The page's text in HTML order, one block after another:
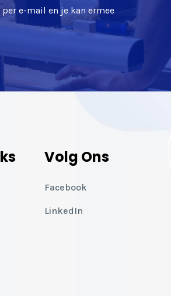
e-mail en je kan ermee
Volg Ons
Facebook
LinkedIn